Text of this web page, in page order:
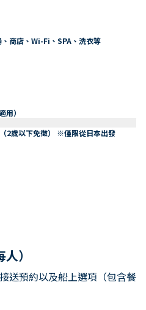
商店、Wi-Fi、SPA、洗衣等
用）
2歲以下免徵） ※僅限從日本出發
）
送預約以及船上選項（包含餐